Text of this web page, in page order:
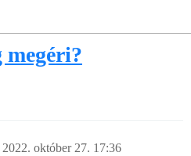
megéri?
2022. október 27. 17:36